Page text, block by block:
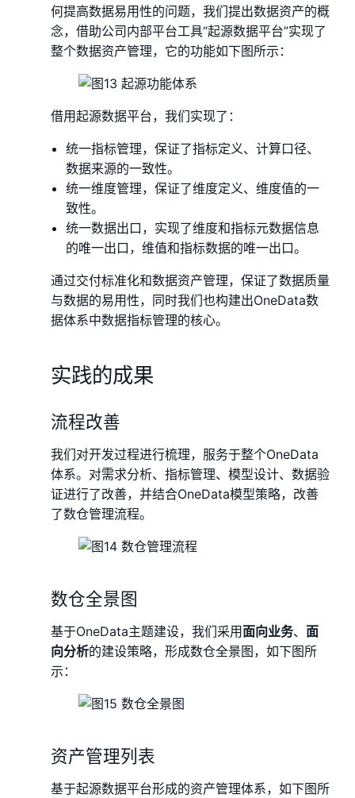
何提高数据易用性的问题，我们提出数据资产的概
念，借助公司内部平台工具“起源数据平台”实现了
整个数据资产管理，它的功能如下图所示：
借用起源数据平台，我们实现了：
统一指标管理，保证了指标定义、计算口径、
数据来源的一致性。
统一维度管理，保证了维度定义、维度值的一
致性。
统一数据出口，实现了维度和指标元数据信息
的唯一出口，维值和指标数据的唯一出口。
通过交付标准化和数据资产管理，保证了数据质量
与数据的易用性，同时我们也构建出OneData数
据体系中数据指标管理的核心。
实践的成果
流程改善
我们对开发过程进行梳理，服务于整个OneData
体系。对需求分析、指标管理、模型设计、数据验
证进行了改善，并结合OneData模型策略，改善
了数仓管理流程。
数仓全景图
基于OneData主题建设，我们采用面向业务、 面
向分析的建设策略，形成数仓全景图，如下图所
示：
资产管理列表
基于起源数据平台形成的资产管理体系，如下图所